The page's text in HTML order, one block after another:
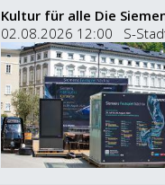
​Kultur für alle Die
02.08.2026 12:00 S-